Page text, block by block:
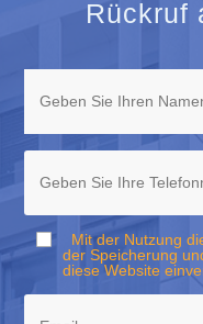
Rückruf
Mit der Nutzung
der Speicherung
diese Website